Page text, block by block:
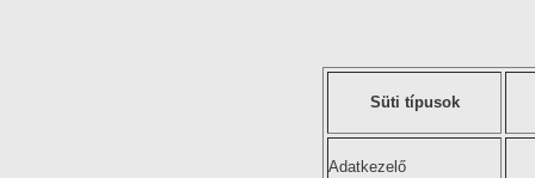
Süti típusok
Adatkezelő